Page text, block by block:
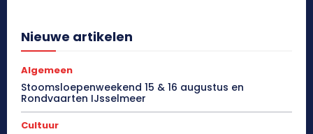
Nieuwe artikelen
Algemeen
Stoomsloepenweekend 15 & 16 augustus en
Rondvaarten IJsselmeer
Cultuur